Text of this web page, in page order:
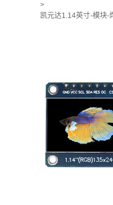
>
凯元达1.14英寸-模块-